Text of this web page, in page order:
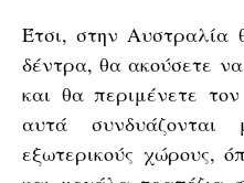
Έτσι, στην Αυστραλία
δέντρα, θα ακούσετε
και θα περιμένετε
αυτά συνδυάζονται
εξωτερικούς χώρους,